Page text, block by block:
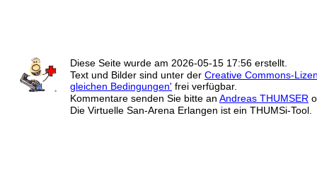
Diese Seite wurde am 2026-05-15 17:56 erstellt.
Text und Bilder sind unter der Creative Commons-
gleichen Bedingungen' frei verfügbar.
Kommentare senden Sie bitte an Andreas THUMSER
Die Virtuelle San-Arena Erlangen ist ein THUMSi-Tool.